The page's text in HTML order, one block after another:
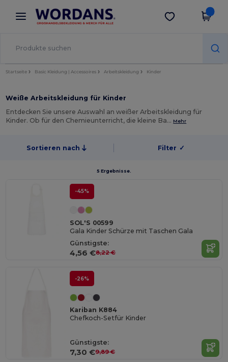
× Wordans App
Bessere Preise in der App!
App holen
Startseite Basic Kleidung | Accessoires Arbeitskleidung Kinder
Weiße Arbeitskleidung für Kinder
Entdecken Sie unsere Auswahl an weißer Arbeitskleidung für
Kinder. Ob für den Chemieunterricht, die kleine Ba… Mehr
Sortieren nach Filter ✓
5 Ergebnisse.
-45%
SOL'S 00599
Gala Kinder Schürze mit Taschen Gala
Günstigste:
4,56 €8,22 €
-26%
Kariban K884
Chefkoch-Setfür Kinder
Günstigste:
7,30 €9,89 €